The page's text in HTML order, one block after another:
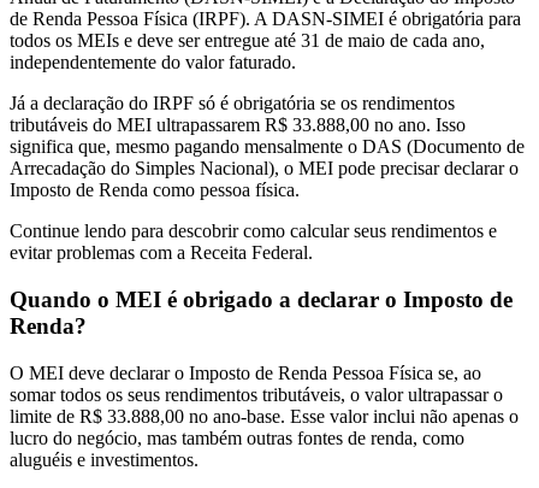
de Renda Pessoa Física (IRPF). A DASN-SIMEI é obrigatória para
todos os MEIs e deve ser entregue até 31 de maio de cada ano,
independentemente do valor faturado.
Já a declaração do IRPF só é obrigatória se os rendimentos
tributáveis do MEI ultrapassarem R$ 33.888,00 no ano. Isso
significa que, mesmo pagando mensalmente o DAS (Documento de
Arrecadação do Simples Nacional), o MEI pode precisar declarar o
Imposto de Renda como pessoa física.
Continue lendo para descobrir como calcular seus rendimentos e
evitar problemas com a Receita Federal.
Quando o MEI é obrigado a declarar o Imposto de
Renda?
O MEI deve declarar o Imposto de Renda Pessoa Física se, ao
somar todos os seus rendimentos tributáveis, o valor ultrapassar o
limite de R$ 33.888,00 no ano-base. Esse valor inclui não apenas o
lucro do negócio, mas também outras fontes de renda, como
aluguéis e investimentos.